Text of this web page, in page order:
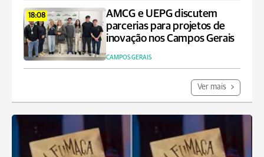
18:08
AMCG e UEPG discutem
parcerias para projetos de
inovação nos Campos Gerais
CAMPOS GERAIS
Ver mais